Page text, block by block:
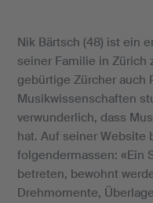
Nik Bärtsch (48) ist ein
seiner Familie in Zürich
gebürtige Zürcher auch
Musikwissenschaften
verwunderlich, dass
hat. Auf seiner Website
folgendermassen: «Ein
betreten, bewohnt
Drehmomente,